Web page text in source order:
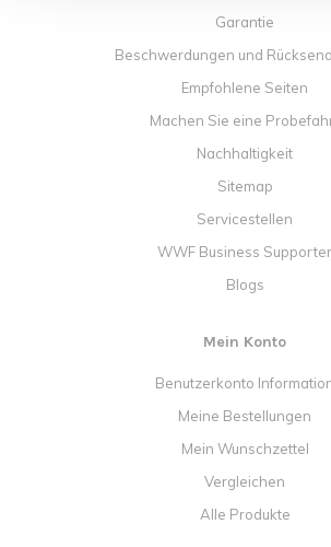
Garantie
Beschwerdungen und
Empfohlene Seiten
Machen Sie eine
Nachhaltigkeit
Sitemap
Servicestellen
WWF Business Supporter
Blogs
Mein Konto
Benutzerkonto
Meine Bestellungen
Mein Wunschzettel
Vergleichen
Alle Produkte